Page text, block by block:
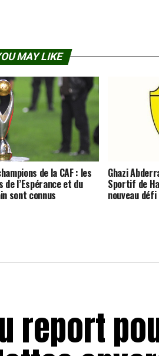
MAY LIKE
de la CAF : les
de l’Espérance et du
sont connus
Ghazi
Sportif de
nouveau défi
report